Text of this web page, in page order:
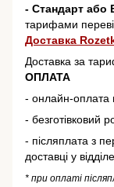
- Стандарт або
тарифами
Доставка
Доставка за
ОПЛАТА
- онлайн-оплата
- безготівковий
- післяплата з
доставці у
* при оплаті